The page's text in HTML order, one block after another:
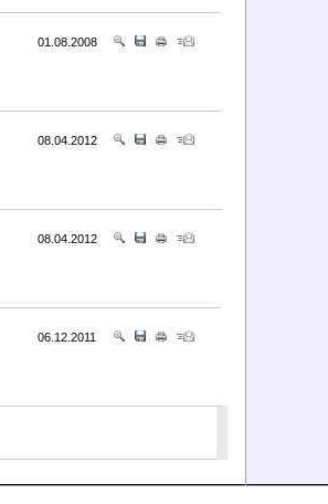
01.08.2008
08.04.2012
08.04.2012
06.12.2011